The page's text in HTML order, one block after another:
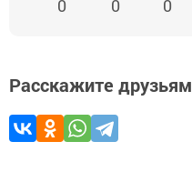
0 0 0
Расскажите друзьям